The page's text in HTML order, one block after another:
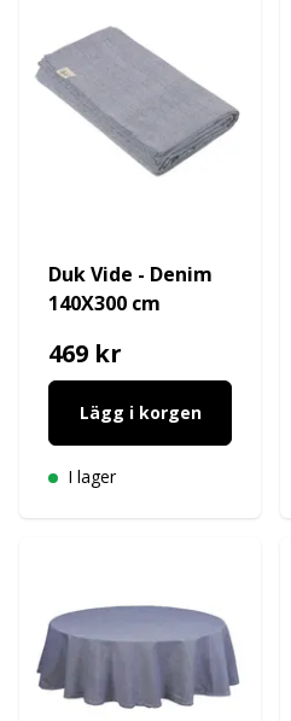
Duk Vide - Denim
140X300 cm
469 kr
Lägg i korgen
I lager